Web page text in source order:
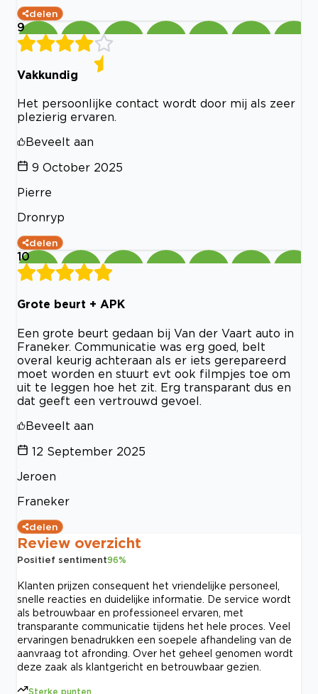
delen
9
Vakkundig
Het persoonlijke contact wordt door mij als zeer
plezierig ervaren.
Beveelt aan
9 October 2025
Pierre
Dronryp
delen
10
Grote beurt + APK
Een grote beurt gedaan bij Van der Vaart auto in
Franeker. Communicatie was erg goed, belt
overal keurig achteraan als er iets gerepareerd
moet worden en stuurt evt ook filmpjes toe om
uit te leggen hoe het zit. Erg transparant dus en
dat geeft een vertrouwd gevoel.
Beveelt aan
12 September 2025
Jeroen
Franeker
delen
Review overzicht
Positief sentiment96%
Klanten prijzen consequent het vriendelijke personeel,
snelle reacties en duidelijke informatie. De service wordt
als betrouwbaar en professioneel ervaren, met
transparante communicatie tijdens het hele proces. Veel
ervaringen benadrukken een soepele afhandeling van de
aanvraag tot afronding. Over het geheel genomen wordt
deze zaak als klantgericht en betrouwbaar gezien.
Sterke punten